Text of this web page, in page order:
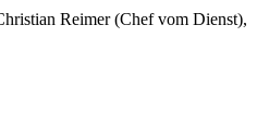
Reimer (Chef vom Dienst),